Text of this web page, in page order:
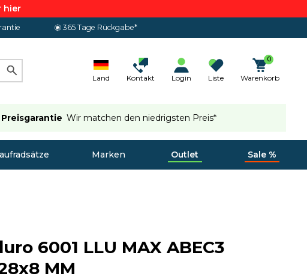
hier
365 Tage Rückgabe*
Land Kontakt Login Liste
0
Warenkorb
Preisgarantie Wir matchen den niedrigsten Preis*
Marken Outlet Sale %
6001 LLU MAX ABEC3
MM